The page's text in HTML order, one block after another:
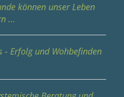
können unser Leben
...
- Erfolg und Wohbefinden